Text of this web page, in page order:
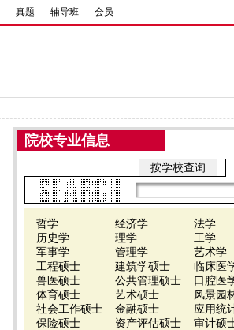
真题 辅导班 会员
院校专业信息
按学校查询
哲学 经济学 法学
历史学
理学 工学
军事学
管理学 艺术学
工程硕士
建筑学硕士 临床医
兽医硕士
公共管理硕士 口腔医
体育硕士
艺术硕士 风景园
社会工作硕士
金融硕士 应用统
保险硕士
资产评估硕士 审计硕